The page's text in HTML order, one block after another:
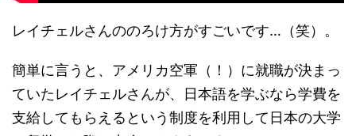
レイチェルさんののろけ方がすごいです…（笑）。
簡単に言うと、アメリカ空軍（！）に就職が決まっ
ていたレイチェルさんが、日本語を学ぶなら学費を
支給してもらえるという制度を利用して日本の大学